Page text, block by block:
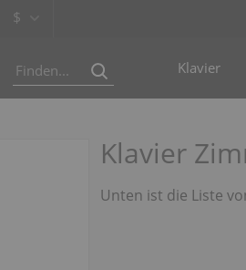
$
Klavier
Klavier
Unten ist die Liste